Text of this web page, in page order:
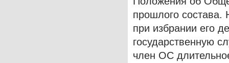
прошлого
при избрании его
государственную
член ОС